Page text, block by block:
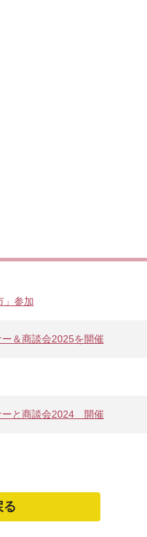
」参加
＆商談会2025を開催
ーと商談会2024 開催
る